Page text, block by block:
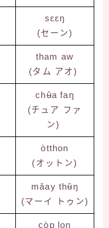
sɛɛŋ
(セーン)
tham aw
(タム アオ)
chʉ̂a faŋ
(チュア ファ
ン)
òtthon
(オットン)
mǎay thʉ̌ŋ
(マーイ トゥン)
còp loŋ